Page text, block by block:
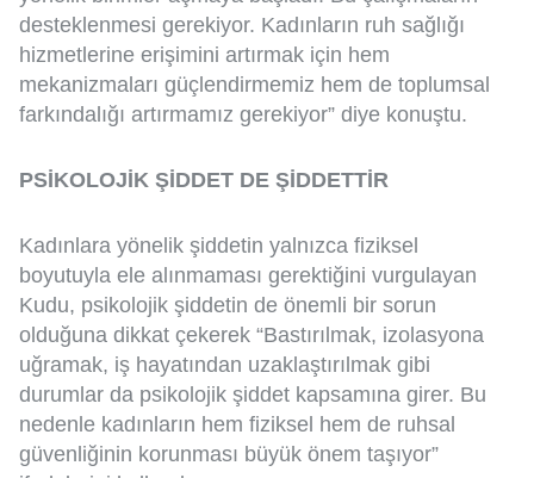
desteklenmesi gerekiyor. Kadınların ruh sağlığı
hizmetlerine erişimini artırmak için hem
mekanizmaları güçlendirmemiz hem de toplumsal
farkındalığı artırmamız gerekiyor” diye konuştu.
PSİKOLOJİK ŞİDDET DE ŞİDDETTİR
Kadınlara yönelik şiddetin yalnızca fiziksel
boyutuyla ele alınmaması gerektiğini vurgulayan
Kudu, psikolojik şiddetin de önemli bir sorun
olduğuna dikkat çekerek “Bastırılmak, izolasyona
uğramak, iş hayatından uzaklaştırılmak gibi
durumlar da psikolojik şiddet kapsamına girer. Bu
nedenle kadınların hem fiziksel hem de ruhsal
güvenliğinin korunması büyük önem taşıyor”